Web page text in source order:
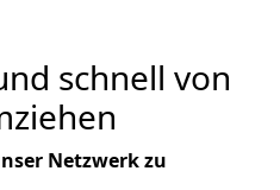
schnell von
Netzwerk zu